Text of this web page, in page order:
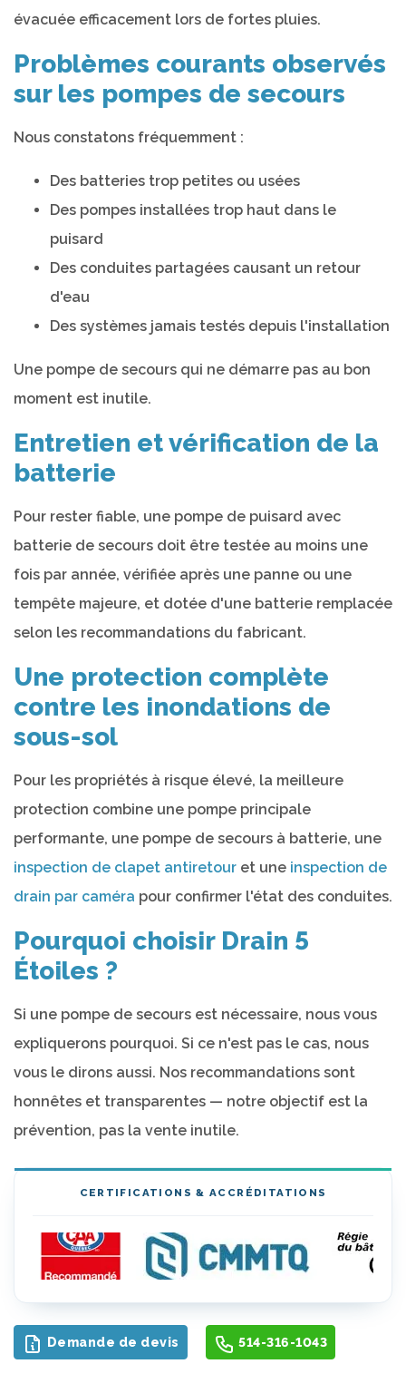
évacuée efficacement lors de fortes pluies.
Problèmes courants observés
sur les pompes de secours
Nous constatons fréquemment :
Des batteries trop petites ou usées
Des pompes installées trop haut dans le
puisard
Des conduites partagées causant un retour
d'eau
Des systèmes jamais testés depuis l'installation
Une pompe de secours qui ne démarre pas au bon
moment est inutile.
Entretien et vérification de la
batterie
Pour rester fiable, une pompe de puisard avec
batterie de secours doit être testée au moins une
fois par année, vérifiée après une panne ou une
tempête majeure, et dotée d'une batterie remplacée
selon les recommandations du fabricant.
Une protection complète
contre les inondations de
sous-sol
Pour les propriétés à risque élevé, la meilleure
protection combine une pompe principale
performante, une pompe de secours à batterie, une
inspection de clapet antiretour et une inspection de
drain par caméra pour confirmer l'état des conduites.
Pourquoi choisir Drain 5
Étoiles ?
Si une pompe de secours est nécessaire, nous vous
expliquerons pourquoi. Si ce n'est pas le cas, nous
vous le dirons aussi. Nos recommandations sont
honnêtes et transparentes — notre objectif est la
prévention, pas la vente inutile.
CERTIFICATIONS & ACCRÉDITATIONS
Demande de devis 514-316-1043